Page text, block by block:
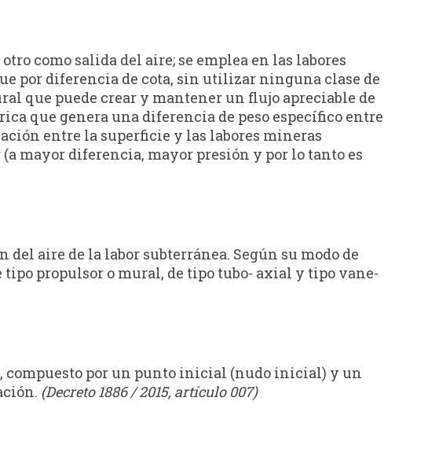
como salida del aire; se emplea en las labores
por diferencia de cota, sin utilizar ninguna clase de
que puede crear y mantener un flujo apreciable de
que genera una diferencia de peso específico entre
entre la superficie y las labores mineras
mayor diferencia, mayor presión y por lo tanto es
aire de la labor subterránea. Según su modo de
propulsor o mural, de tipo tubo- axial y tipo vane-
compuesto por un punto inicial (nudo inicial) y un
(Decreto 1886 / 2015, artículo 007)